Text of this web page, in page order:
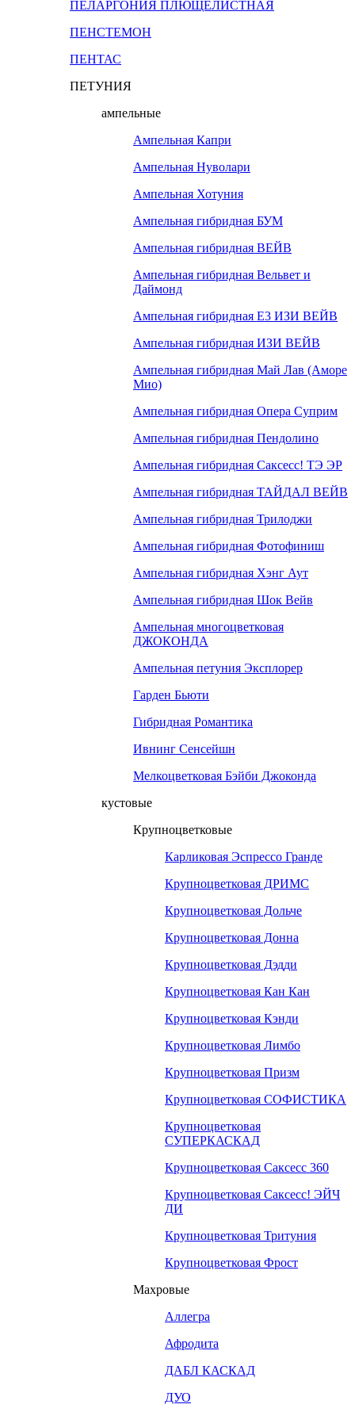
ПЕЛАРГОНИЯ ПЛЮЩЕЛИСТНАЯ
ПЕНСТЕМОН
ПЕНТАС
ПЕТУНИЯ
ампельные
Ампельная Капри
Ампельная Нуволари
Ампельная Хотуния
Ампельная гибридная БУМ
Ампельная гибридная ВЕЙВ
Ампельная гибридная Вельвет и
Даймонд
Ампельная гибридная Е3 ИЗИ ВЕЙВ
Ампельная гибридная ИЗИ ВЕЙВ
Ампельная гибридная Май Лав (Аморе
Мио)
Ампельная гибридная Опера Суприм
Ампельная гибридная Пендолино
Ампельная гибридная Саксесс! ТЭ ЭР
Ампельная гибридная ТАЙДАЛ ВЕЙВ
Ампельная гибридная Трилоджи
Ампельная гибридная Фотофиниш
Ампельная гибридная Хэнг Аут
Ампельная гибридная Шок Вейв
Ампельная многоцветковая
ДЖОКОНДА
Ампельная петуния Эксплорер
Гарден Бьюти
Гибридная Романтика
Ивнинг Сенсейшн
Мелкоцветковая Бэйби Джоконда
кустовые
Крупноцветковые
Карликовая Эспрессо Гранде
Крупноцветковая ДРИМС
Крупноцветковая Дольче
Крупноцветковая Донна
Крупноцветковая Дэдди
Крупноцветковая Кан Кан
Крупноцветковая Кэнди
Крупноцветковая Лимбо
Крупноцветковая Призм
Крупноцветковая СОФИСТИКА
Крупноцветковая
СУПЕРКАСКАД
Крупноцветковая Саксесс 360
Крупноцветковая Саксесс! ЭЙЧ
ДИ
Крупноцветковая Тритуния
Крупноцветковая Фрост
Махровые
Аллегра
Афродита
ДАБЛ КАСКАД
ДУО